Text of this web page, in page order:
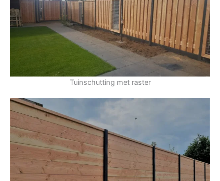
Tuinschutting met raster